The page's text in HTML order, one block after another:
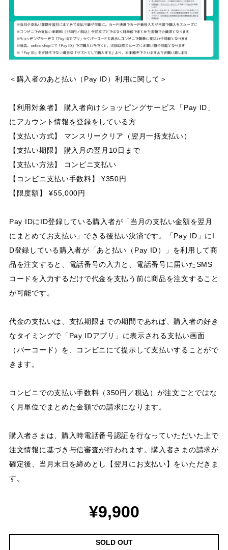
＜購入者のあと払い（Pay ID）利用に関して＞
【利用対象者】 購入者向けショッピングサービス「Pay ID」
にアカウント情報を登録をしている方
【支払い方式】 マンスリークリア（翌月一括支払い）
【支払い期限】 購入月の翌月10日まで
【支払い方法】 コンビニ支払い
【コンビニ支払い手数料】 ¥350円
【限度額】 ¥55,000円
Pay IDにID登録している購入者が「当月の支払い金額を翌月
にまとめてお支払い」できる後払い決済です。「Pay ID」にI
D登録している購入者が「あと払い（Pay ID）」を利用して商
品を注文すると、電話番号の入力と、電話番号に届いたSMS
コードを入力するだけで代金を支払う前に商品を注文すること
が可能です。
代金の支払いは、支払期限までの期間であれば、購入者の好き
なタイミングで「Pay IDアプリ」に表示される支払い画面
（バーコード）を、コンビニにて提示して支払いすることがで
きます。
コンビニでの支払い手数料（350円／税込）が注文ごとではな
く月単位でまとめた金額での請求になります。
購入者さまは、購入時電話番号認証を行なっていただいた上で
注文情報に基づき与信審査が行われます。購入者さまの請求が
確定後、当月末日を締めとし【翌月にお支払い】をいただきま
す。
¥9,900
SOLD OUT